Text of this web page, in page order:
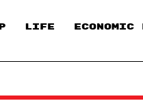
LIFE ECONOMIC